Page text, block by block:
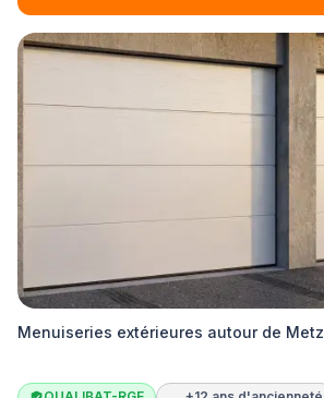
Menuiseries extérieures autour de Metz